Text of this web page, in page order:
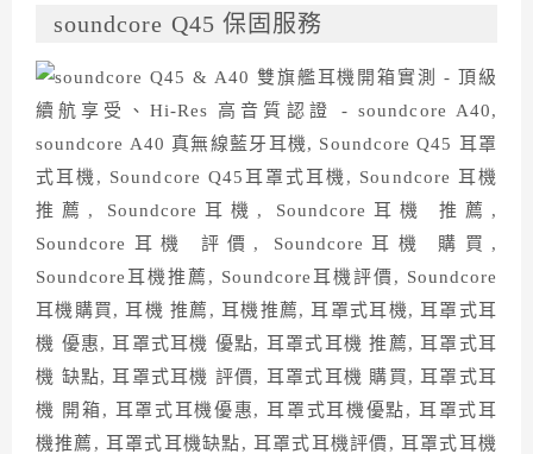
soundcore Q45 保固服務